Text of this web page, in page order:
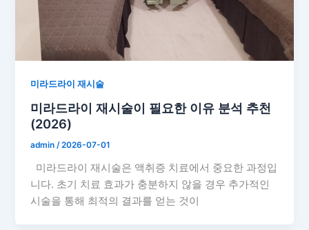
미라드라이 재시술
미라드라이 재시술이 필요한 이유 분석 추천
(2026)
admin/2026-07-01
미라드라이 재시술은 액취증 치료에서 중요한 과정입
니다. 초기 치료 효과가 충분하지 않을 경우 추가적인
시술을 통해 최적의 결과를 얻는 것이